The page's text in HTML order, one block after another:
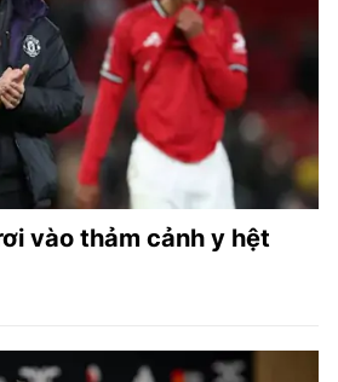
vào thảm cảnh y hệt